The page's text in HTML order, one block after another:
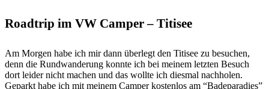
Roadtrip im VW Camper – Titisee
Am Morgen habe ich mir dann überlegt den Titisee zu besuchen,
denn die Rundwanderung konnte ich bei meinem letzten Besuch
dort leider nicht machen und das wollte ich diesmal nachholen.
Geparkt habe ich mit meinem Camper kostenlos am “Badeparadies”